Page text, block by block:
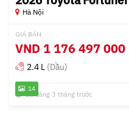
14
Hà Nội
GIÁ BÁN
VND 1 176 497 000
2.4 L (Dầu)
Đã đăng 3 tháng trước